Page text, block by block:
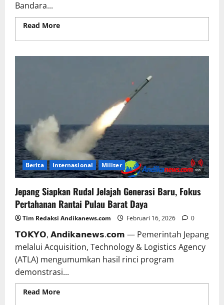
Bandara...
Read More
Berita Internasional Militer
Jepang Siapkan Rudal Jelajah Generasi Baru, Fokus
Pertahanan Rantai Pulau Barat Daya
Tim Redaksi Andikanews.com Februari 16, 2026 0
𝗧𝗢𝗞𝗬𝗢, 𝗔𝗻𝗱𝗶𝗸𝗮𝗻𝗲𝘄𝘀.𝗰𝗼𝗺 — Pemerintah Jepang
melalui Acquisition, Technology & Logistics Agency
(ATLA) mengumumkan hasil rinci program
demonstrasi...
Read More